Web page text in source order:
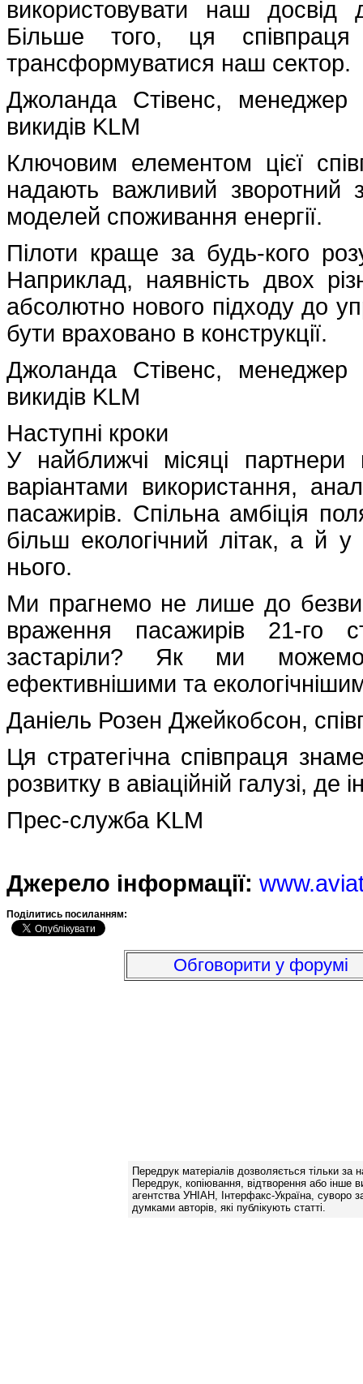
використовувати наш досвід
Більше того, ця
трансформуватися наш сектор.
Джоланда Стівенс, менеджер
викидів KLM
Ключовим елементом цієї
надають важливий зворотний
моделей споживання енергії.
Пілоти краще за будь-кого
Наприклад, наявність двох
абсолютно нового підходу до
бути враховано в конструкції.
Джоланда Стівенс, менеджер
викидів KLM
Наступні кроки
У найближчі місяці
варіантами використання,
пасажирів. Спільна амбіція
більш екологічний літак, а й у
нього.
Ми прагнемо не лише до
враження пасажирів 21-го
застаріли? Як ми
ефективнішими та
Даніель Розен Джейкобсон,
Ця стратегічна співпраця
розвитку в авіаційній галузі, де
Прес-служба KLM
Джерело інформації:
Подiлитись посиланням:
Обговорити у форумі
Передрук матеріалів дозволяється тільки за
Передрук, копіювання, відтворення або інше
агентства УНІАН, Інтерфакс-Україна, суворо
думками авторів, які публікують статті.